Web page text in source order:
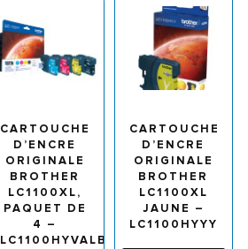
CARTOUCHE
D’ENCRE
ORIGINALE
BROTHER
LC1100XL,
PAQUET DE
4 –
LC1100HYVALBP
CARTOUCHE
D’ENCRE
ORIGINALE
BROTHER
LC1100XL
JAUNE –
LC1100HYYY